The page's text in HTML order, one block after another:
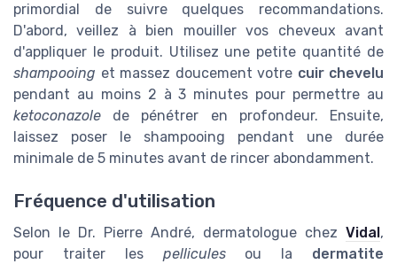
primordial de suivre quelques recommandations.
D'abord, veillez à bien mouiller vos cheveux avant
d'appliquer le produit. Utilisez une petite quantité de
shampooing et massez doucement votre cuir chevelu
pendant au moins 2 à 3 minutes pour permettre au
ketoconazole de pénétrer en profondeur. Ensuite,
laissez poser le shampooing pendant une durée
minimale de 5 minutes avant de rincer abondamment.
Fréquence d'utilisation
Selon le Dr. Pierre André, dermatologue chez Vidal ,
pour traiter les pelliculesou la dermatite